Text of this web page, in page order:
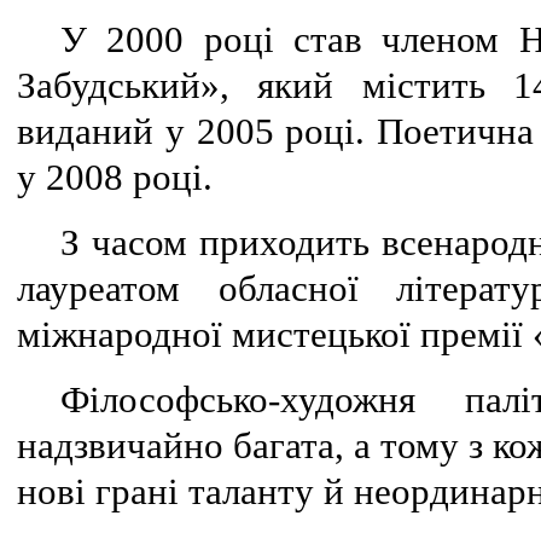
У 2000 році став членом
Забудський», який містить
виданий у 2005 році.
у 2008 році.
З часом приходить
лауреатом обласної
міжнародної мистецької
Філософсько-художня
надзвичайно багата, а тому з
нові грані таланту й